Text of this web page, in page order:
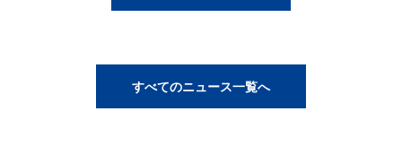
すべてのニュース一覧へ